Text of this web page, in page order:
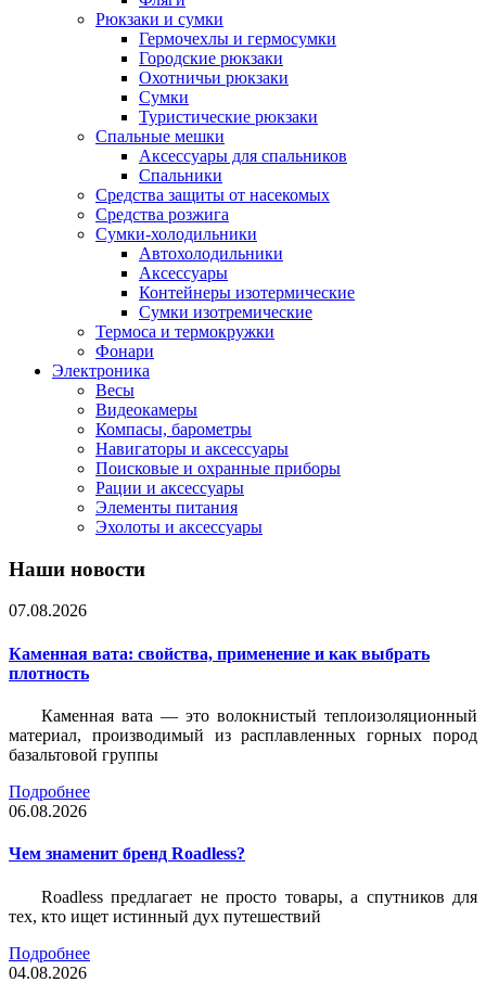
Рюкзаки и сумки
Гермочехлы и гермосумки
Городские рюкзаки
Охотничьи рюкзаки
Сумки
Туристические рюкзаки
Спальные мешки
Аксессуары для спальников
Спальники
Средства защиты от насекомых
Средства розжига
Сумки-холодильники
Автохолодильники
Аксессуары
Контейнеры изотермические
Сумки изотремические
Термоса и термокружки
Фонари
Электроника
Весы
Видеокамеры
Компасы, барометры
Навигаторы и аксессуары
Поисковые и охранные приборы
Рации и аксессуары
Элементы питания
Эхолоты и аксессуары
Наши новости
07.08.2026
Каменная вата: свойства, применение и как выбрать
плотность
Каменная вата — это волокнистый теплоизоляционный
материал, производимый из расплавленных горных пород
базальтовой группы
Подробнее
06.08.2026
Чем знаменит бренд Roadless?
Roadless предлагает не просто товары, а спутников для
тех, кто ищет истинный дух путешествий
Подробнее
04.08.2026